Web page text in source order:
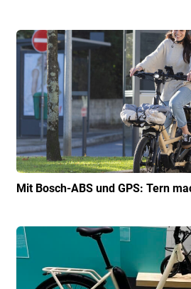
Mit Bosch-ABS und GPS: Tern